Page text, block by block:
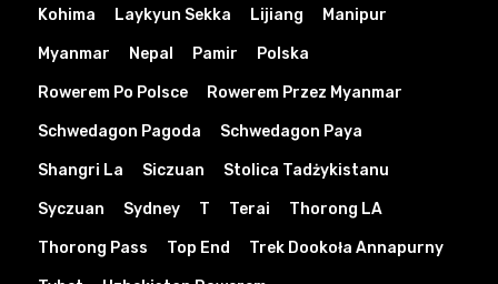
Kohima Laykyun Sekka Lijiang Manipur
Myanmar Nepal Pamir Polska
Rowerem Po Polsce Rowerem Przez Myanmar
Schwedagon Pagoda Schwedagon Paya
Shangri La Siczuan Stolica Tadżykistanu
Syczuan Sydney T Terai Thorong LA
Thorong Pass Top End Trek Dookoła Annapurny